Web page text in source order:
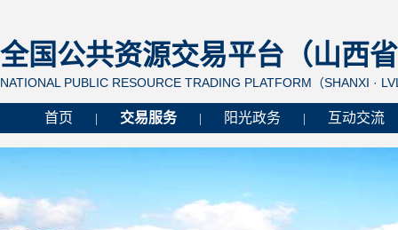
全国公共资源交易平台（山西
NATIONAL PUBLIC RESOURCE TRADING PLATFORM（SHANXI ·
首页 交易服务 阳光政务 互动交流